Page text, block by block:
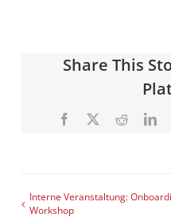
Share This
Facebook
X Reddit
Interne Veranstaltung:
Workshop